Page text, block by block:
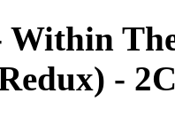
Within
-